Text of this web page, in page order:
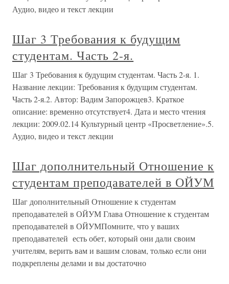
Аудио, видео и текст лекции
Шаг 3 Требования к будущим
студентам. Часть 2-я.
Шаг 3 Требования к будущим студентам. Часть 2-я. 1.
Название лекции: Требования к будущим студентам.
Часть 2-я.2. Автор: Вадим Запорожцев3. Краткое
описание: временно отсутствует4. Дата и место чтения
лекции: 2009.02.14 Культурный центр «Просветление».5.
Аудио, видео и текст лекции
Шаг дополнительный Отношение к
студентам преподавателей в ОЙУМ
Шаг дополнительный Отношение к студентам
преподавателей в ОЙУМ Глава Отношение к студентам
преподавателей в ОЙУМПомните, что у ваших
преподавателей есть обет, который они дали своим
учителям, верить вам и вашим словам, только если они
подкреплены делами и вы достаточно